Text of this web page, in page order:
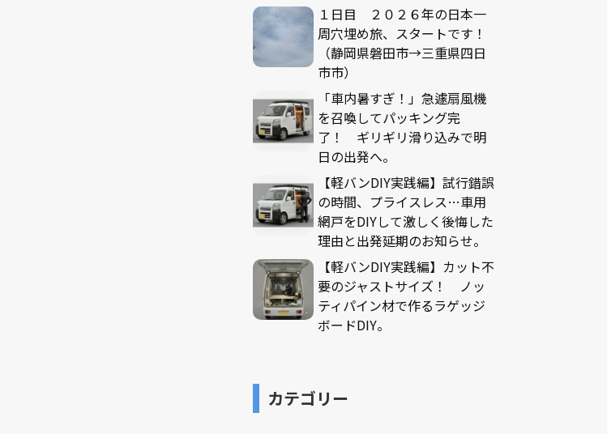
１日目 ２０２６年の日本一
周穴埋め旅、スタートです！
（静岡県磐田市→三重県四日
市市）
「車内暑すぎ！」急遽扇風機
を召喚してパッキング完
了！ ギリギリ滑り込みで明
日の出発へ。
【軽バンDIY実践編】試行錯誤
の時間、プライスレス…車用
網戸をDIYして激しく後悔した
理由と出発延期のお知らせ。
【軽バンDIY実践編】カット不
要のジャストサイズ！ ノッ
ティパイン材で作るラゲッジ
ボードDIY。
カテゴリー